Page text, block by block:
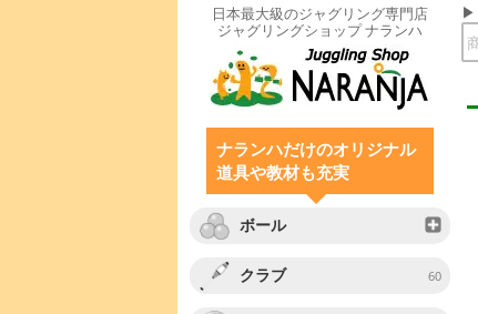
日本最大級のジャグリング専門店
ジャグリングショップ ナランハ
ナランハだけのオリジナル
道具や教材も充実
ボール
クラブ 60